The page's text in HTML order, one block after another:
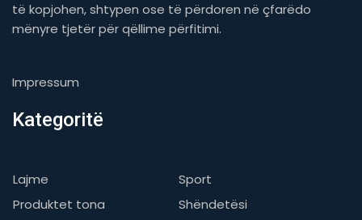
të kopjohen, shtypen ose të përdoren në çfarëdo
mënyre tjetër për qëllime përfitimi.
Impressum
Kategoritë
Lajme
Sport
Produktet tona
Shëndetësi